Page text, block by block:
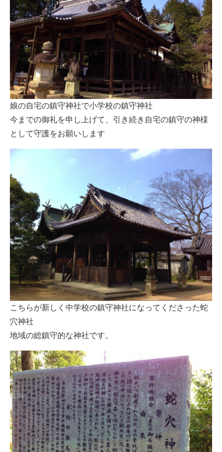
娘の自宅の鎮守神社で小学校の鎮守神社
今までの御礼を申し上げて、引き続き自宅の鎮守の神様
として守護をお願いします
こちらが新しく中学校の鎮守神社になってくださった蛇
穴神社
地域の総鎮守的な神社です。